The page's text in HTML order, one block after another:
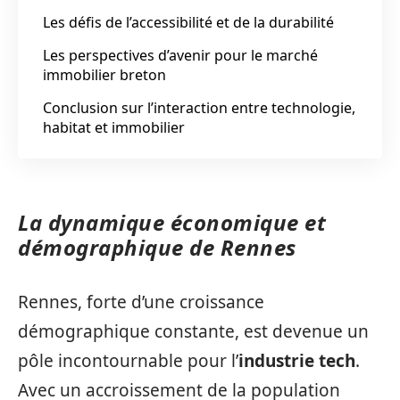
Les défis de l’accessibilité et de la durabilité
Les perspectives d’avenir pour le marché
immobilier breton
Conclusion sur l’interaction entre technologie,
habitat et immobilier
La dynamique économique et
démographique de Rennes
Rennes, forte d’une croissance
démographique constante, est devenue un
pôle incontournable pour l’industrie tech.
Avec un accroissement de la population